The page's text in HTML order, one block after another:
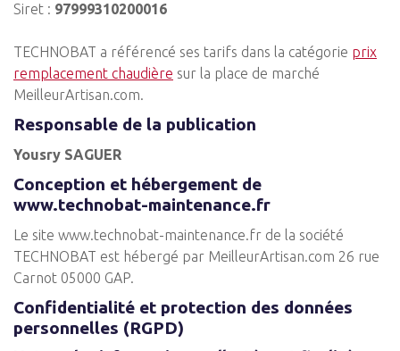
Siret : 97999310200016
TECHNOBAT a référencé ses tarifs dans la catégorie prix
remplacement chaudière sur la place de marché
MeilleurArtisan.com.
Responsable de la publication
Yousry SAGUER
Conception et hébergement de
www.technobat-maintenance.fr
Le site www.technobat-maintenance.fr de la société
TECHNOBAT est hébergé par MeilleurArtisan.com 26 rue
Carnot 05000 GAP.
Confidentialité et protection des données
personnelles (RGPD)